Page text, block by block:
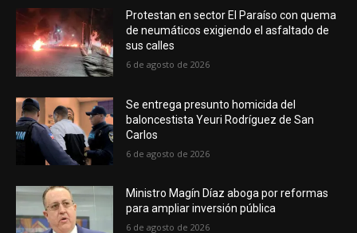
Protestan en sector El Paraíso con quema
de neumáticos exigiendo el asfaltado de
sus calles
6 de agosto de 2026
Se entrega presunto homicida del
baloncestista Yeuri Rodríguez de San
Carlos
6 de agosto de 2026
Ministro Magín Díaz aboga por reformas
para ampliar inversión pública
6 de agosto de 2026